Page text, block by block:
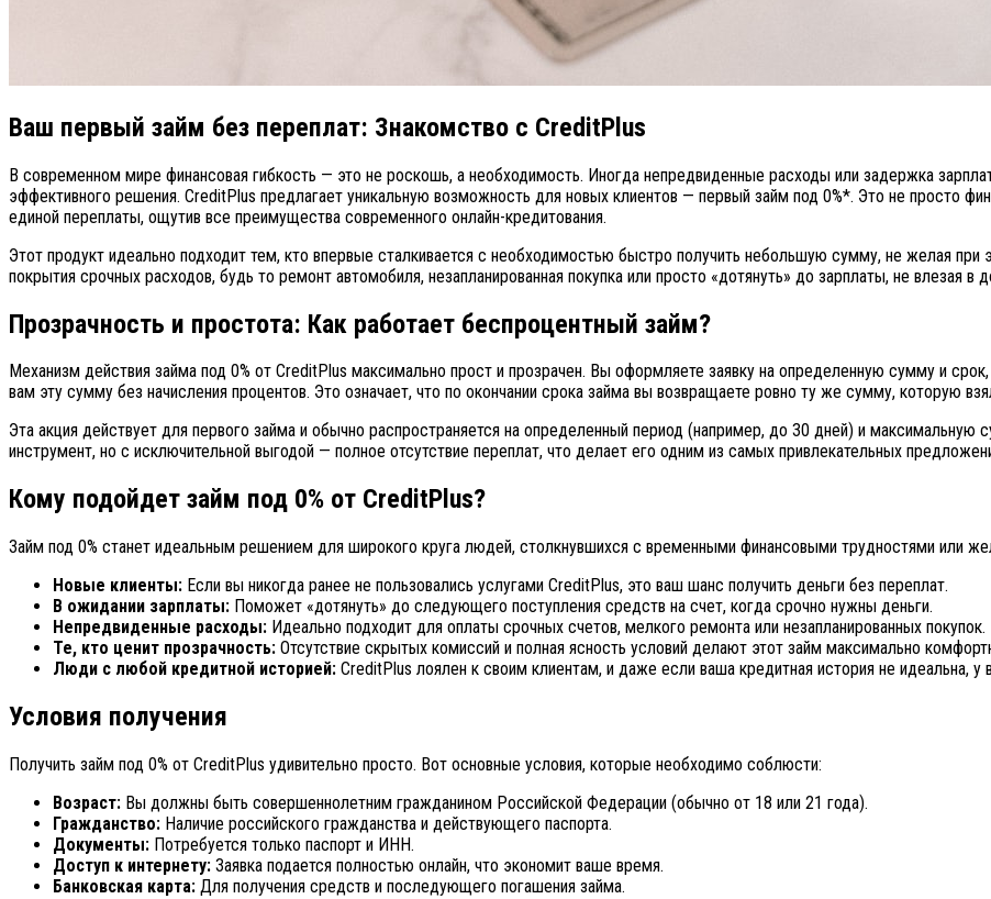
Ваш первый займ без переплат: Знакомство с CreditPlus
В современном мире финансовая гибкость — это не роскошь, а необходимость. Иногда непредвиденные расходы или задержка
эффективного решения. CreditPlus предлагает уникальную возможность для новых клиентов — первый займ под 0%*. Это не просто
единой переплаты, ощутив все преимущества современного онлайн-кредитования.
Этот продукт идеально подходит тем, кто впервые сталкивается с необходимостью быстро получить небольшую сумму, не желая
покрытия срочных расходов, будь то ремонт автомобиля, незапланированная покупка или просто «дотянуть» до зарплаты, не влезая в
Прозрачность и простота: Как работает беспроцентный займ?
Механизм действия займа под 0% от CreditPlus максимально прост и прозрачен. Вы оформляете заявку на определенную сумму и
вам эту сумму без начисления процентов. Это означает, что по окончании срока займа вы возвращаете ровно ту же сумму, которую
Эта акция действует для первого займа и обычно распространяется на определенный период (например, до 30 дней) и
инструмент, но с исключительной выгодой — полное отсутствие переплат, что делает его одним из самых привлекательных
Кому подойдет займ под 0% от CreditPlus?
Займ под 0% станет идеальным решением для широкого круга людей, столкнувшихся с временными финансовыми трудностями или
Новые клиенты: Если вы никогда ранее не пользовались услугами CreditPlus, это ваш шанс получить деньги без переплат.
В ожидании зарплаты: Поможет «дотянуть» до следующего поступления средств на счет, когда срочно нужны деньги.
Непредвиденные расходы: Идеально подходит для оплаты срочных счетов, мелкого ремонта или незапланированных покупок.
Те, кто ценит прозрачность: Отсутствие скрытых комиссий и полная ясность условий делают этот займ максимально
Люди с любой кредитной историей: CreditPlus лоялен к своим клиентам, и даже если ваша кредитная история не идеальна, у
Условия получения
Получить займ под 0% от CreditPlus удивительно просто. Вот основные условия, которые необходимо соблюсти:
Возраст: Вы должны быть совершеннолетним гражданином Российской Федерации (обычно от 18 или 21 года).
Гражданство: Наличие российского гражданства и действующего паспорта.
Документы: Потребуется только паспорт и ИНН.
Доступ к интернету: Заявка подается полностью онлайн, что экономит ваше время.
Банковская карта: Для получения средств и последующего погашения займа.